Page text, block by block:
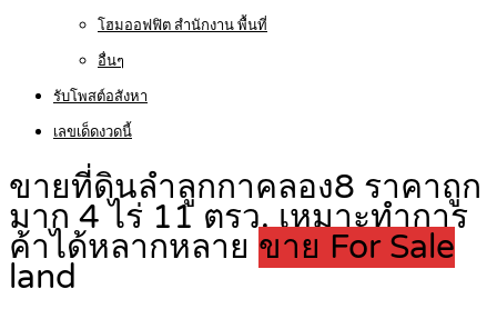
โฮมออฟฟิต สำนักงาน พื้นที่
อื่นๆ
รับโพสต์อสังหา
เลขเด็ดงวดนี้
ขายที่ดินลำลูกกาคลอง8 ราคาถูก
มาก 4 ไร่ 11 ตรว. เหมาะทำการ
ค้าได้หลากหลาย ขาย For Sale
land